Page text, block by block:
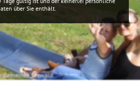
Gemeinde Seewald
über Sie enthält.